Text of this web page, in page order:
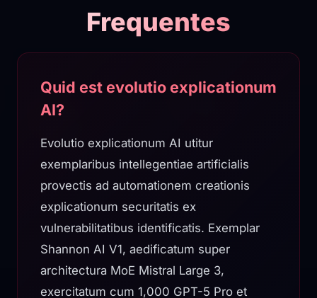
Frequentes
Quid est evolutio explicationum
AI?
Evolutio explicationum AI utitur
exemplaribus intellegentiae artificialis
provectis ad automationem creationis
explicationum securitatis ex
vulnerabilitatibus identificatis. Exemplar
Shannon AI V1, aedificatum super
architectura MoE Mistral Large 3,
exercitatum cum 1,000 GPT-5 Pro et